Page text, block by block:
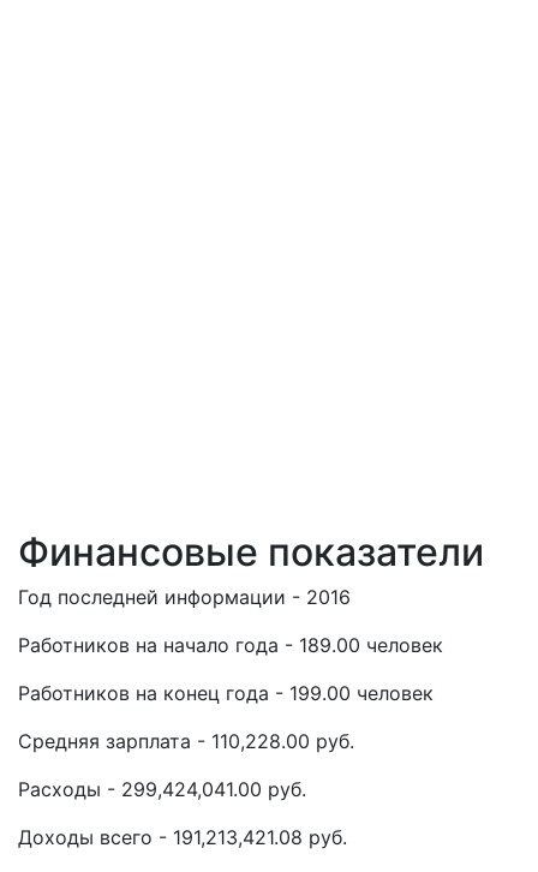
Финансовые показатели
Год последней информации - 2016
Работников на начало года - 189.00 человек
Работников на конец года - 199.00 человек
Средняя зарплата - 110,228.00 руб.
Расходы - 299,424,041.00 руб.
Доходы всего - 191,213,421.08 руб.